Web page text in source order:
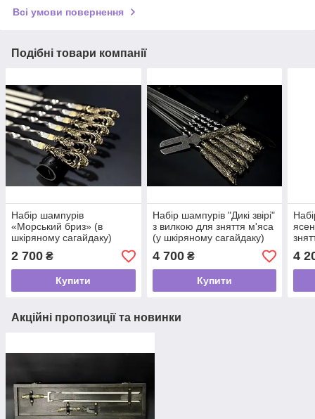
Всі умови повернення
Подібні товари компанії
Набір шампурів
«Морський бриз» (в
шкіряному сагайдаку)
2 700 ₴
Купити
Набір шампурів "Дикі звірі"
з вилкою для зняття м'яса
(у шкіряному сагайдаку)
4 700₴
Купити
4
Акційні пропозиції та новинки